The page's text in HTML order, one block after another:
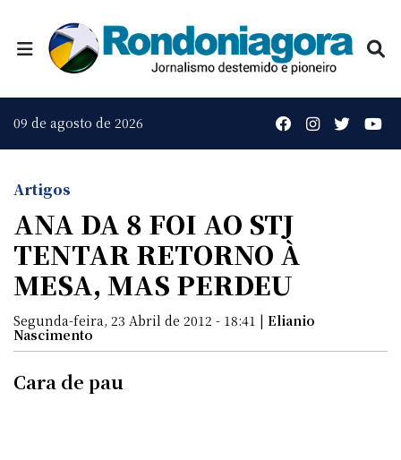
09 de agosto de 2026
Artigos
ANA DA 8 FOI AO STJ
TENTAR RETORNO À
MESA, MAS PERDEU
Segunda-feira, 23 Abril de 2012 - 18:41 | Elianio
Nascimento
Cara de pau